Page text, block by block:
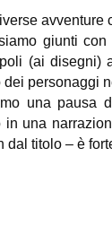
giunti
(ai disegni)
dei personaggi
una pausa
in una
dal titolo – è